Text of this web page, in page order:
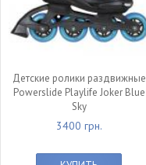
Детские ролики раздвижные
Powerslide Playlife Joker Blue
Sky
3400 грн.